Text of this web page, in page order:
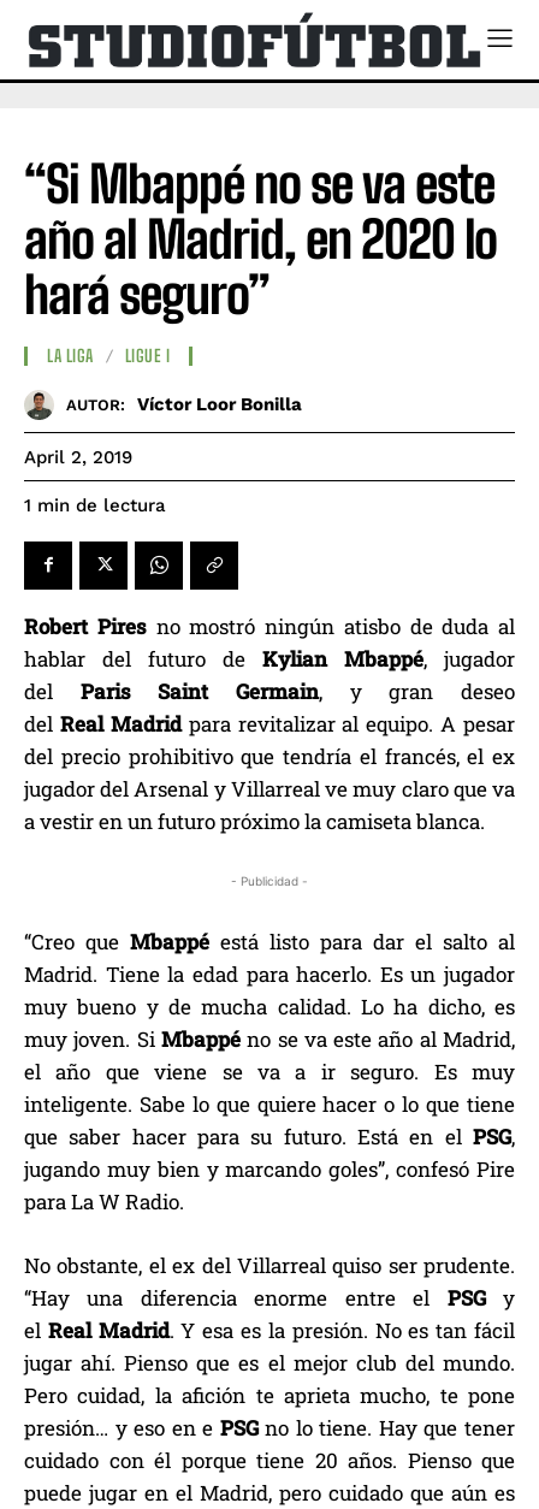
“Si Mbappé no se va este
año al Madrid, en 2020 lo
hará seguro”
LA LIGA LIGUE I
AUTOR: Víctor Loor Bonilla
April 2, 2019
1 min de lectura
Robert Pires no mostró ningún atisbo de duda al
hablar del futuro de Kylian Mbappé, jugador
del Paris Saint Germain, y gran deseo
del Real Madrid para revitalizar al equipo. A pesar
del precio prohibitivo que tendría el francés, el ex
jugador del Arsenal y Villarreal ve muy claro que va
a vestir en un futuro próximo la camiseta blanca.
- Publicidad -
“Creo que Mbappé está listo para dar el salto al
Madrid. Tiene la edad para hacerlo. Es un jugador
muy bueno y de mucha calidad. Lo ha dicho, es
muy joven. Si Mbappéno se va este año al Madrid,
el año que viene se va a ir seguro. Es muy
inteligente. Sabe lo que quiere hacer o lo que tiene
que saber hacer para su futuro. Está en el PSG,
jugando muy bien y marcando goles”, confesó Pire
para La W Radio.
No obstante, el ex del Villarreal quiso ser prudente.
“Hay una diferencia enorme entre el PSGy
el Real Madrid. Y esa es la presión. No es tan fácil
jugar ahí. Pienso que es el mejor club del mundo.
Pero cuidad, la afición te aprieta mucho, te pone
presión… y eso en e PSGno lo tiene. Hay que tener
cuidado con él porque tiene 20 años. Pienso que
puede jugar en el Madrid, pero cuidado que aún es